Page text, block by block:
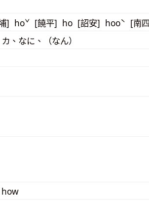
] hoˇ [饒平] ho [詔安] hooˋ [南
、なに、（なん）